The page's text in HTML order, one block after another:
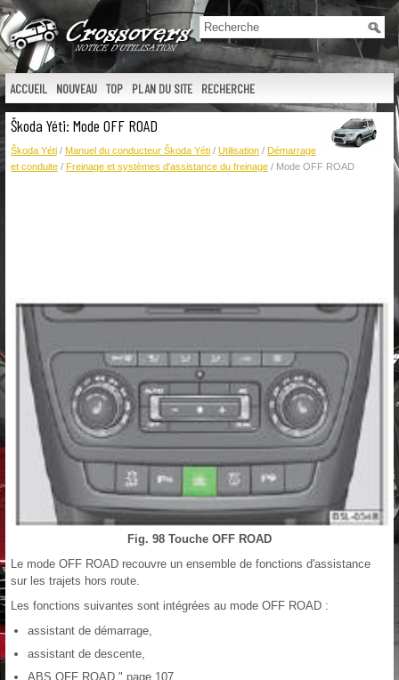
ACCUEIL NOUVEAU TOP PLAN DU SITE RECHERCHE
Škoda Yéti: Mode OFF ROAD
Škoda Yéti / Manuel du conducteur Škoda Yéti / Utilisation / Démarrage
et conduite / Freinage et systèmes d'assistance du freinage / Mode OFF ROAD
Fig. 98 Touche OFF ROAD
Le mode OFF ROAD recouvre un ensemble de fonctions d'assistance
sur les trajets hors route.
Les fonctions suivantes sont intégrées au mode OFF ROAD :
assistant de démarrage,
assistant de descente,
ABS OFF ROAD " page 107,